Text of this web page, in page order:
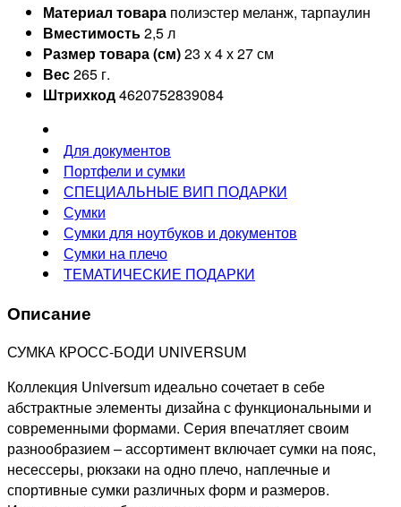
Материал товара полиэстер меланж, тарпаулин
Вместимость2,5 л
Размер товара (см)23 х 4 х 27 см
Вес265 г.
Штрихкод4620752839084
Для документов
Портфели и сумки
СПЕЦИАЛЬНЫЕ ВИП ПОДАРКИ
Сумки
Сумки для ноутбуков и документов
Сумки на плечо
ТЕМАТИЧЕСКИЕ ПОДАРКИ
Описание
СУМКА КРОСС-БОДИ UNIVERSUM
Коллекция Universum идеально сочетает в себе
абстрактные элементы дизайна с функциональными и
современными формами. Серия впечатляет своим
разнообразием – ассортимент включает сумки на пояс,
несессеры, рюкзаки на одно плечо, наплечные и
спортивные сумки различных форм и размеров.